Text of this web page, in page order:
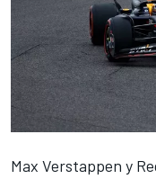
Max Verstappen y